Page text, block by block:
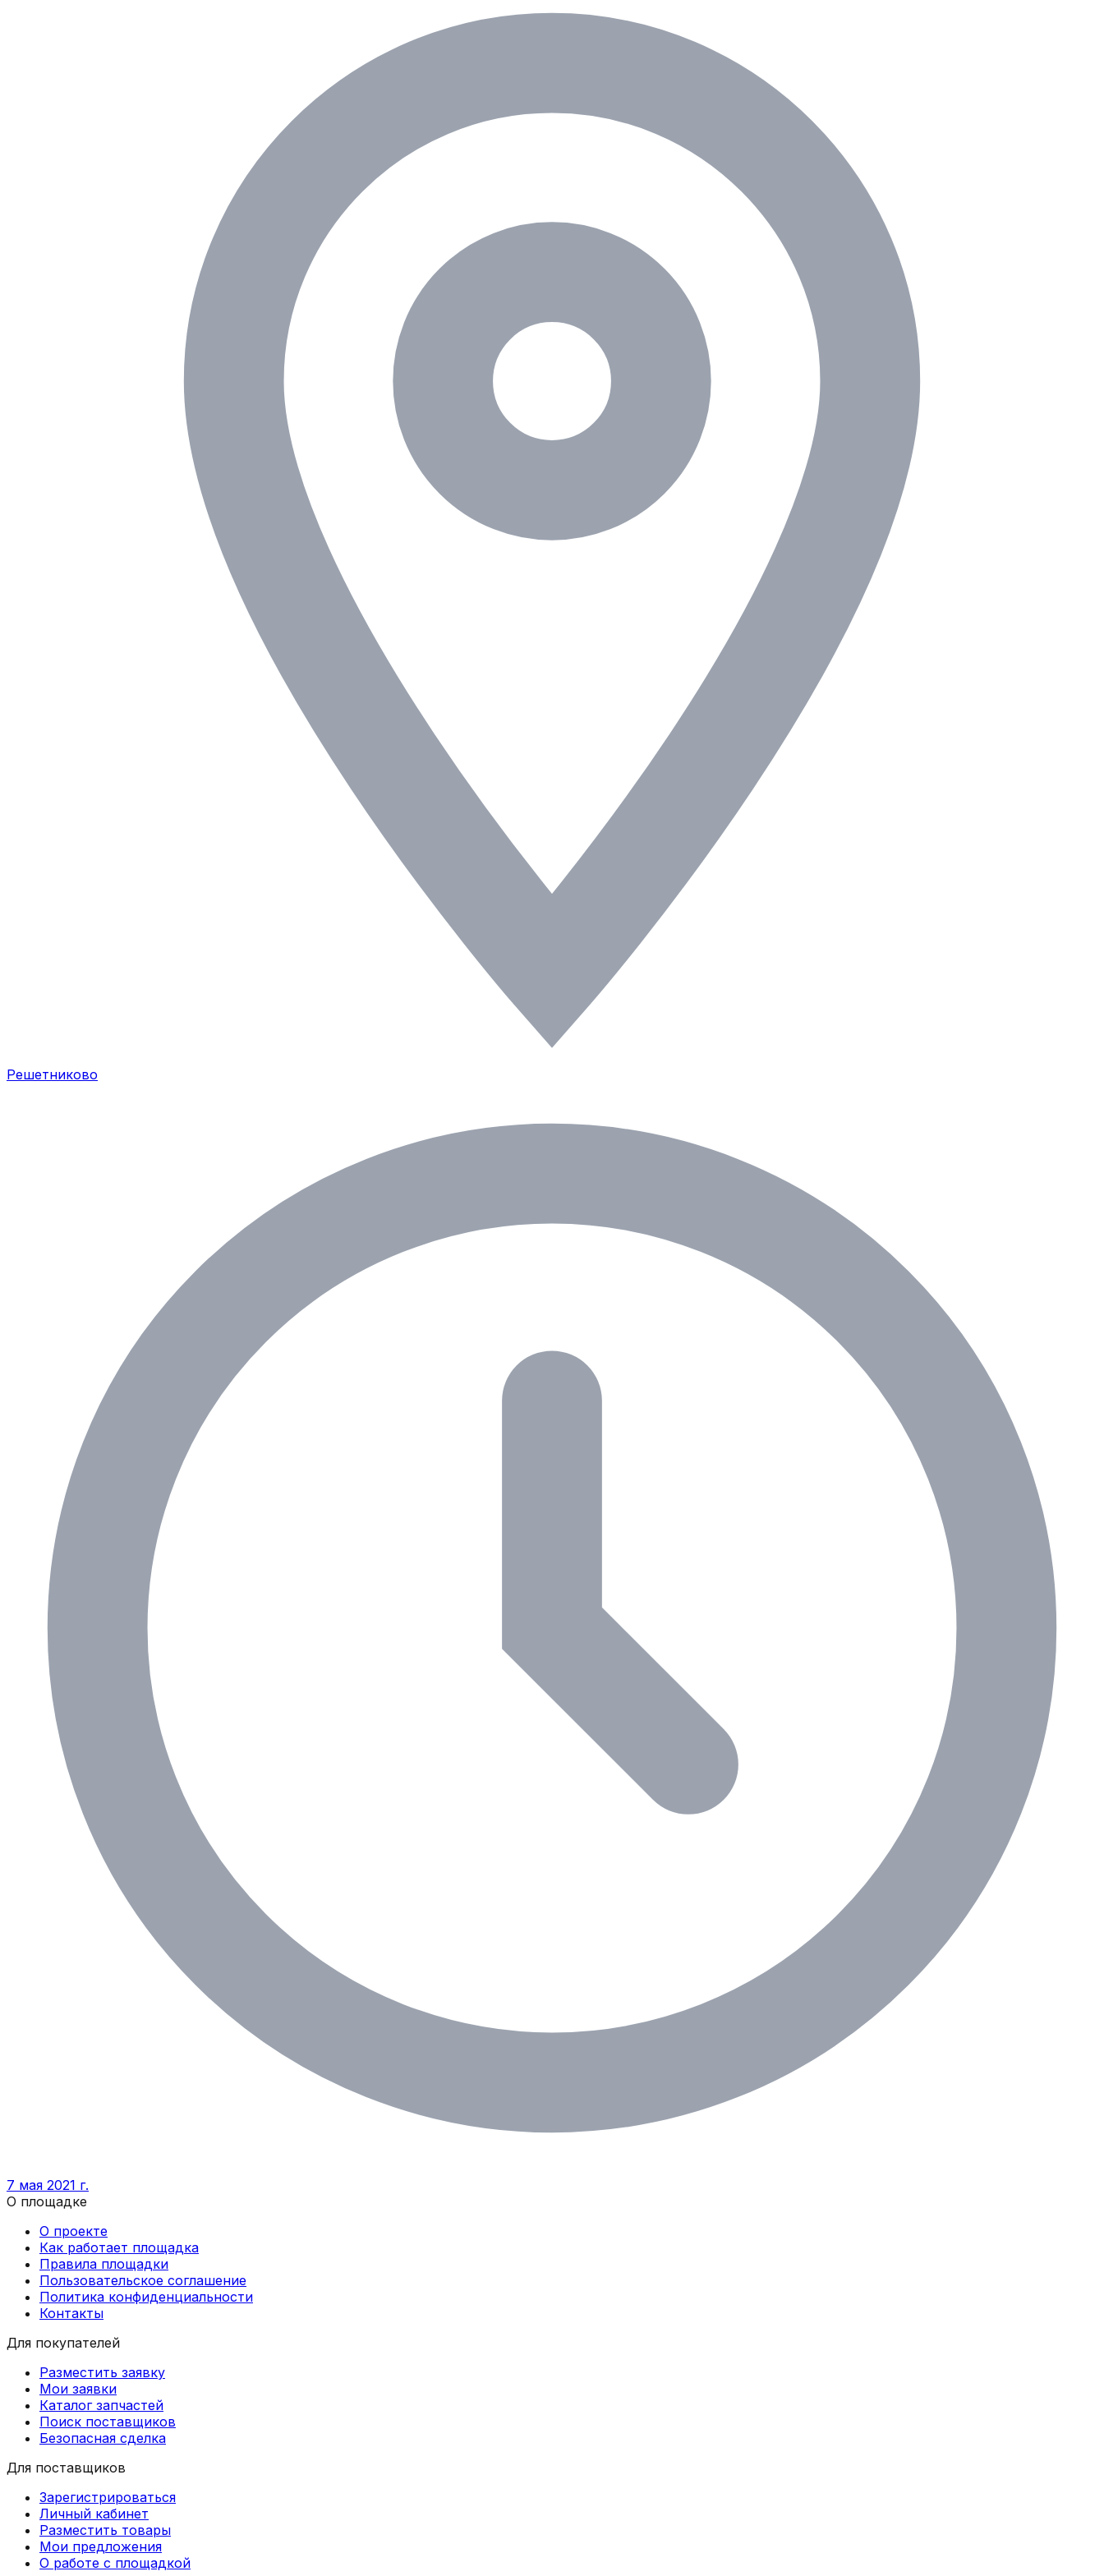
Решетниково
7 мая 2021 г.
О площадке
О проекте
Как работает площадка
Правила площадки
Пользовательское соглашение
Политика конфиденциальности
Контакты
Для покупателей
Разместить заявку
Мои заявки
Каталог запчастей
Поиск поставщиков
Безопасная сделка
Для поставщиков
Зарегистрироваться
Личный кабинет
Разместить товары
Мои предложения
О работе с площадкой